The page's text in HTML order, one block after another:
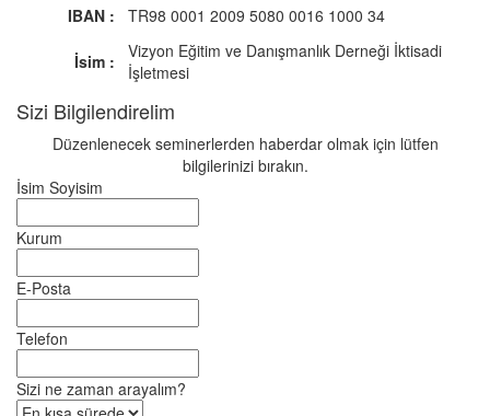
IBAN : TR98 0001 2009 5080 0016 1000 34
İsim :
Vizyon Eğitim ve Danışmanlık Derneği İktisadi
İşletmesi
Sizi Bilgilendirelim
Düzenlenecek seminerlerden haberdar olmak için lütfen
bilgilerinizi bırakın.
İsim Soyisim
Kurum
E-Posta
Telefon
Sizi ne zaman arayalım?